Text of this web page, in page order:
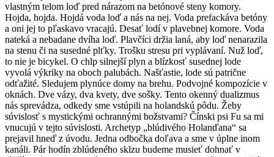
vlastným telom loď pred nárazom na betónové steny komory.
Hojda, hojda. Hojdá voda loď a nás na nej. Voda prefackáva betóny
a oni jej to pľaskavo vracajú. Desať lodí v plavebnej komore. Voda
nateká a nebadane dvíha loď. Plavčíci držia laná, aby loď nenarazila
na stenu či na susedné plťky. Trošku stresu pri vyplávaní. Nuž loď,
to nie je bicykel. O chlp silnejší plyn a blízkosť susednej lode
vyvolá výkriky na oboch palubách. Našťastie, lode sú patrične
odťažité. Sledujem plynúce domy na brehu. Podvojné kompozície v
oknách. Dve vázy, dva kvety, dve sošky. Tento okenný dualizmus
nás sprevádza, odkedy sme vstúpili na holandskú pôdu. Žeby
súvislosť s mystickými ochrannými božstvami? Čínski psi Fu sa mi
vnucujú v tejto súvislosti. Archetyp „blúdivého Holanďana“ sa
prejavil hneď z úvodu. Jedna odbočka doľava a sme v úplne inom
kanáli. Pár hodín zblúdeného sklzu budeme musieť dohnať v